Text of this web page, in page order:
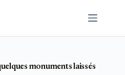
monuments laissés